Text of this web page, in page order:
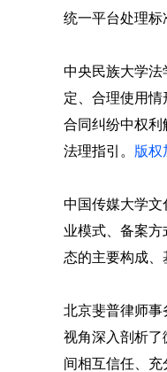
统一平台处理标
中央民族大学法
定、合理使用
合同纠纷中权
法理指引。 版权
中国传媒大学文
业模式、备案
态的主要构成、
北京斐普律师
视角深入剖析
间相互信任、充